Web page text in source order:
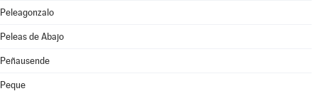
Peleagonzalo
Peleas de Abajo
Peñausende
Peque